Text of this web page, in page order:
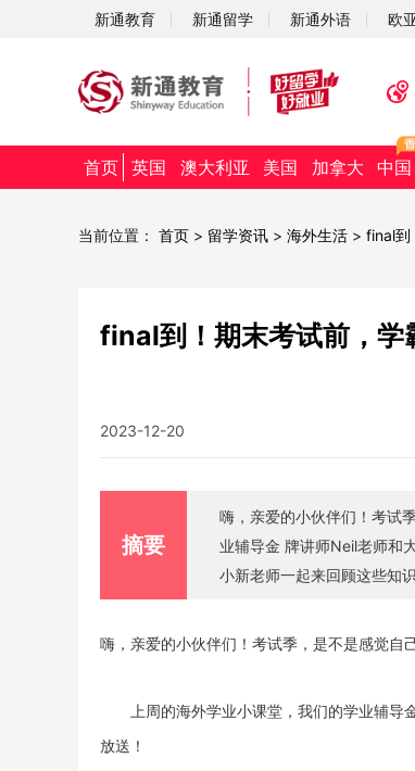
新通教育 新通留学 新通外语 欧
首页 英国 澳大利亚 美国 加拿大 中国
当前位置： 首页 > 留学资讯 > 海外生活 > final到
final到！期末考试前，学
2023-12-20
摘要
嗨，亲爱的小伙伴们！考试季，是不是
业辅导金 牌讲师Neil老师和大
小新老师一起来回顾这些知
嗨，亲爱的小伙伴们！考试季，是不是感觉自
上周的海外学业小课堂，我们的学业辅导
放送！